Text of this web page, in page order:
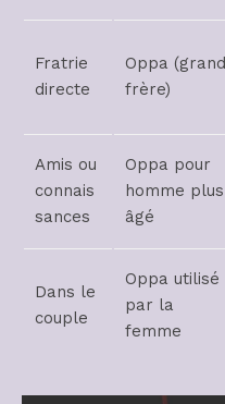
Fratrie
directe
Oppa (grand
frère)
Amis ou
connais
sances
Oppa pour
homme plus
âgé
Dans le
couple
Oppa utilisé
par la
femme